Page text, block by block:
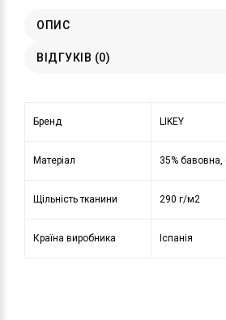
ОПИС
ВІДГУКІВ (0)
Бренд LIKEY
Матеріал 35% бавовна,
Щільність тканини 290 г/м2
Країна виробника Іспанія